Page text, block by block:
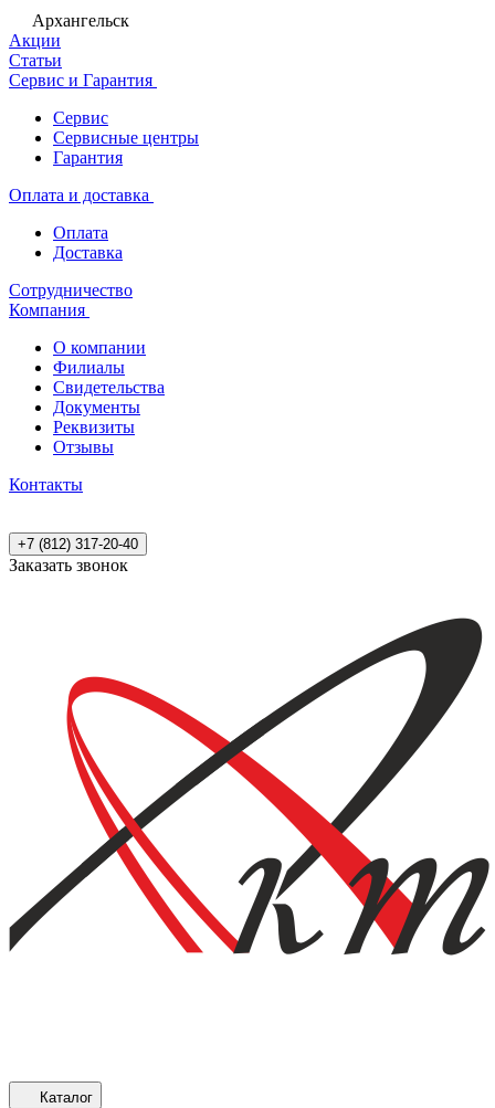
Архангельск
Акции
Статьи
Сервис и Гарантия
Сервис
Сервисные центры
Гарантия
Оплата и доставка
Оплата
Доставка
Сотрудничество
Компания
О компании
Филиалы
Свидетельства
Документы
Реквизиты
Отзывы
Контакты
+7 (812) 317-20-40
Заказать звонок
Каталог